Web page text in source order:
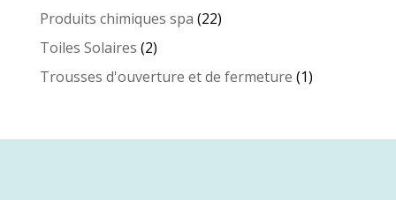
Produits chimiques spa 2222
Toiles Solaires 22
produits
Trousses d'ouverture et de fermeture 11